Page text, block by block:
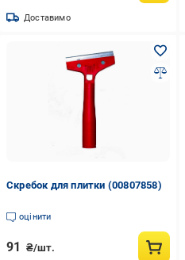
Доставимо
Скребок для плитки (00807858)
оцінити
91 ₴/шт.